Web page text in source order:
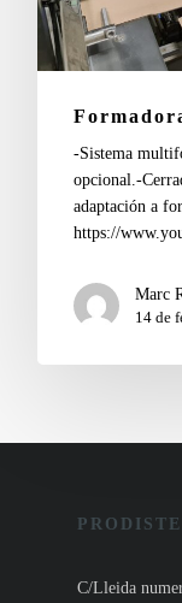
-Sistema
opcional.-
adaptación a
https://
Marc
14 de
C/Lleida